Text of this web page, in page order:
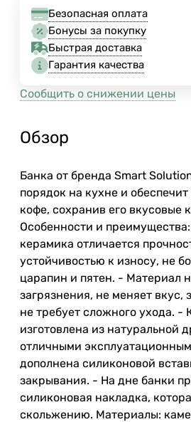
Безопасная оплата
Бонусы за покупку
Быстрая доставка
Гарантия качества
Сообщить о снижении цены
Обзор
Банка от бренда Smart
порядок на кухне и
кофе, сохранив его вкусовые
Особенности и
керамика отличается
устойчивостью к износу, не
царапин и пятен. - Материал
загрязнения, не меняет вкус,
не требует сложного ухода. -
изготовлена из натуральной
отличными
дополнена силиконовой
закрывания. - На дне банки
силиконовая накладка,
скольжению. Материалы: